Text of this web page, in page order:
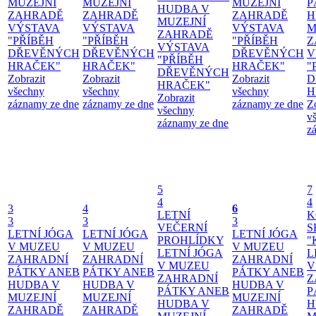
ZAHRADĚ
VÝSTAVA
"PŘÍBĚH
DŘEVĚNÝCH
HRAČEK"
Zobrazit
všechny
záznamy ze dne
ZAHRADĚ
VÝSTAVA
"PŘÍBĚH
DŘEVĚNÝCH
HRAČEK"
Zobrazit
všechny
záznamy ze dne
HUDBA V
MUZEJNÍ
ZAHRADĚ
VÝSTAVA
"PŘÍBĚH
DŘEVĚNÝCH
HRAČEK"
Zobrazit
všechny
záznamy ze dne
ZAHRADĚ
VÝSTAVA
"PŘÍBĚH
DŘEVĚNÝCH
HRAČEK"
Zobrazit
všechny
záznamy ze dne
3
3
LETNÍ JÓGA
V MUZEU
ZAHRADNÍ
PÁTKY ANEB
HUDBA V
MUZEJNÍ
ZAHRADĚ
4
3
LETNÍ JÓGA
V MUZEU
ZAHRADNÍ
PÁTKY ANEB
HUDBA V
MUZEJNÍ
ZAHRADĚ
5
4
LETNÍ
VEČERNÍ
PROHLÍDKY
LETNÍ JÓGA
V MUZEU
ZAHRADNÍ
PÁTKY ANEB
HUDBA V
6
3
LETNÍ JÓGA
V MUZEU
ZAHRADNÍ
PÁTKY ANEB
HUDBA V
MUZEJNÍ
ZAHRADĚ
7
4